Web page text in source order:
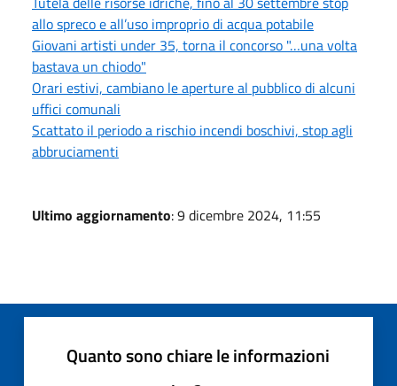
allo spreco e all’uso improprio di acqua potabile
Giovani artisti under 35, torna il concorso "…una volta
bastava un chiodo"
Orari estivi, cambiano le aperture al pubblico di alcuni
uffici comunali
Scattato il periodo a rischio incendi boschivi, stop agli
abbruciamenti
Ultimo aggiornamento: 9 dicembre 2024, 11:55
Quanto sono chiare le informazioni